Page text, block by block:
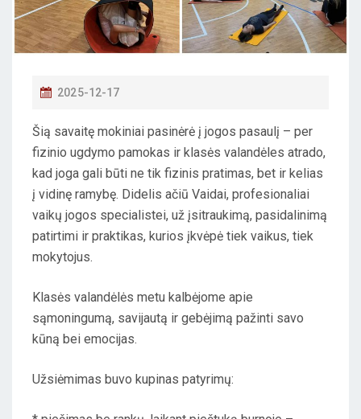
P
S
T
E
O
2025-12-17
Šią savaitę mokiniai pasinėrė į jogos pasaulį – per
fizinio ugdymo pamokas ir klasės valandėles atrado,
kad joga gali būti ne tik fizinis pratimas, bet ir kelias
į vidinę ramybę. Didelis ačiū Vaidai, profesionaliai
vaikų jogos specialistei, už įsitraukimą, pasidalinimą
patirtimi ir praktikas, kurios įkvėpė tiek vaikus, tiek
mokytojus.
Klasės valandėlės metu kalbėjome apie
sąmoningumą, savijautą ir gebėjimą pažinti savo
kūną bei emocijas.
Užsiėmimas buvo kupinas patyrimų: